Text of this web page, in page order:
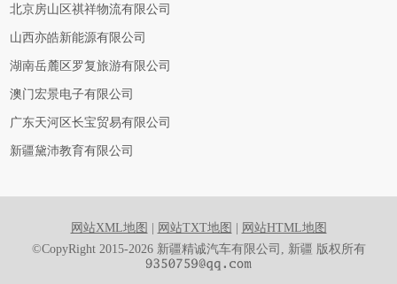
北京房山区祺祥物流有限公司
山西亦皓新能源有限公司
湖南岳麓区罗复旅游有限公司
澳门宏景电子有限公司
广东天河区长宝贸易有限公司
新疆黛沛教育有限公司
网站XML地图 网站TXT地图
网站HTML地图
©CopyRight 2015-2026 新疆精诚汽车有限公司, 新疆 版权所有